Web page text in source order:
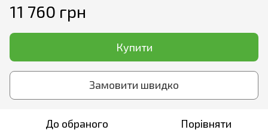
11 760 грн
Купити
Замовити швидко
До обраного Порівняти